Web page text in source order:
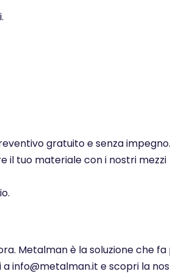
gratuito e senza impegno.
il tuo materiale con i nostri mezzi
Metalman è la soluzione che fa
info@metalman.it e scopri la